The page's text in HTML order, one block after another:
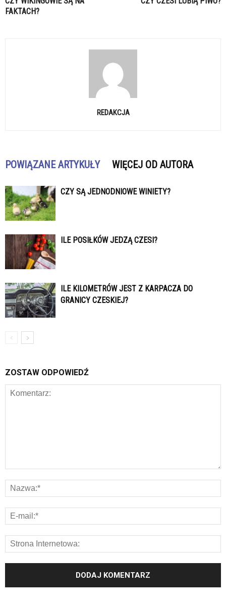
FAKTACH?
REDAKCJA
POWIĄZANE ARTYKUŁY WIĘCEJ OD AUTORA
CZY SĄ JEDNODNIOWE WINIETY?
ILE POSIŁKÓW JEDZĄ CZESI?
ILE KILOMETRÓW JEST Z KARPACZA DO
GRANICY CZESKIEJ?
ZOSTAW ODPOWIEDŹ